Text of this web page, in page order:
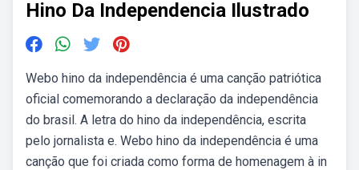
Hino Da Independencia Ilustrado
Webo hino da independência é uma canção patriótica
oficial comemorando a declaração da independência
do brasil. A letra do hino da independência, escrita
pelo jornalista e. Webo hino da independência é uma
canção que foi criada como forma de homenagem à in